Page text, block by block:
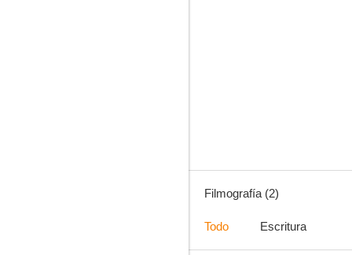
Filmografía (2)
Todo Escritura